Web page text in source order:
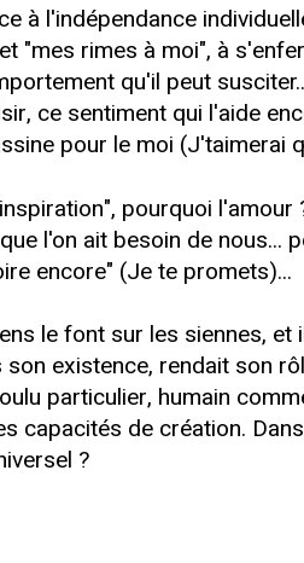
à l'indépendance
"mes rimes à moi", à
qu'il peut
ce sentiment qui l'aide
pour le moi (J'taimerai
pourquoi
l'on ait besoin de
encore" (Je te promets)...
le font sur les siennes,
existence, rendait son
particulier, humain
capacités de création.
?